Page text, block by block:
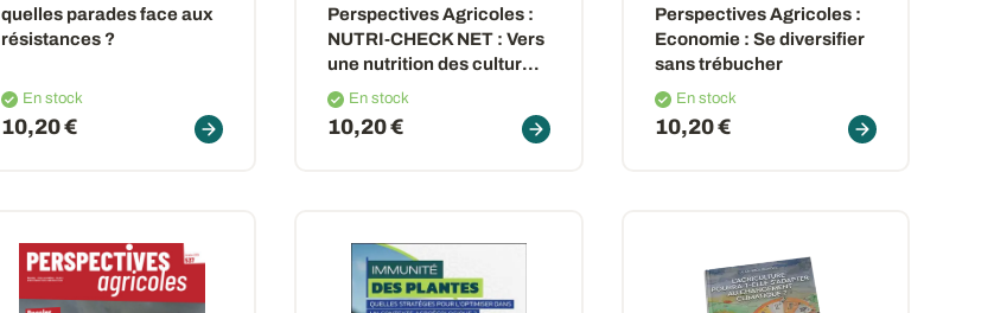
quelles parades face aux
résistances ?
En stock
10,20 €
Perspectives Agricoles :
NUTRI-CHECK NET : Vers
une nutrition des cultures
plus performante
En stock
10,20 €
Perspectives Agricoles :
Economie : Se diversifier
sans trébucher
En stock
10,20 €